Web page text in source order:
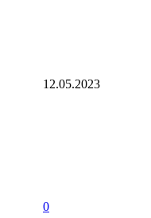
12.05.2023
0